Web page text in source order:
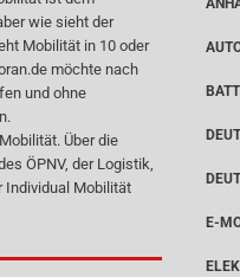
wie sieht der
Mobilität in 10 oder
möchte nach
und ohne
Über die
ÖPNV, der Logistik,
Individual Mobilität
E-